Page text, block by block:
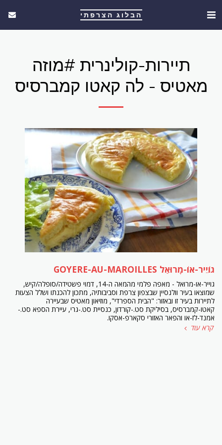
הבלוג הצרפתי
תיירות-קולינרית #מוזה
מאטיס - לה קאטו קמברסיס
גוֹיֵיר-אוֹ-מָרוּאַל GOYERE-AU-MAROILLES
גוייר-או-מרואל - מאפה פלמי מהמאה ה-14, דמוי פשטידה/סופלה/קיש,
שמוצאו בעיר וולנסיין שבצפון צרפת וסביבותיה, מתכון להכנתו ושלל הצעות
לתיירות בעיר זו ובאזור: "הבית הספרדי", מוזיאון מאטיס שבעיירה
קאטו-קמברסיס, בסיליקת סט.-קורדון, כנסיית סט.-גרי, עיירת הספא סט.-
אמנד-לז-או והפאר האזורי סקארפ-אסקו.
קרא עוד